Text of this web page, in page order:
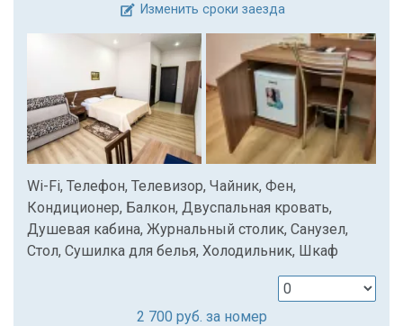
Изменить сроки заезда
Wi-Fi, Телефон, Телевизор, Чайник, Фен,
Кондиционер, Балкон, Двуспальная кровать,
Душевая кабина, Журнальный столик, Санузел,
Стол, Сушилка для белья, Холодильник, Шкаф
2 700 руб. за номер